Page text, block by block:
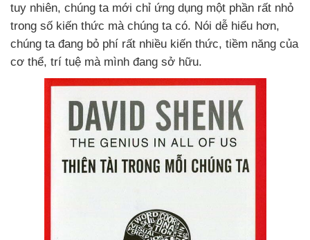
tuy nhiên, chúng ta mới chỉ ứng dụng một phần rất nhỏ
trong số kiến thức mà chúng ta có. Nói dễ hiểu hơn,
chúng ta đang bỏ phí rất nhiều kiến thức, tiềm năng của
cơ thể, trí tuệ mà mình đang sở hữu.